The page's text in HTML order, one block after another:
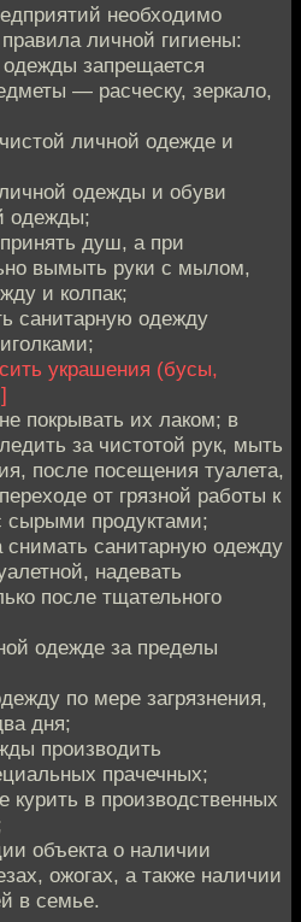
необходимо
личной гигиены:
запрещается
— расческу, зеркало,
личной одежде и
одежды и обуви
одежды;
душ, а при
вымыть руки с мылом,
и колпак;
санитарную одежду
украшения (бусы,
покрывать их лаком; в
за чистотой рук, мыть
после посещения туалета,
от грязной работы к
сырыми продуктами;
снимать санитарную одежду
надевать
после тщательного
одежде за пределы
по мере загрязнения,
дня;
производить
прачечных;
в производственных
объекта о наличии
ожогах, а также наличии
в семье.